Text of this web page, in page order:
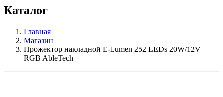
Каталог
Главная
Магазин
Прожектор накладной E-Lumen 252 LEDs 20W/12V
RGB AbleTech